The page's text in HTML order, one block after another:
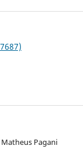
Pagani